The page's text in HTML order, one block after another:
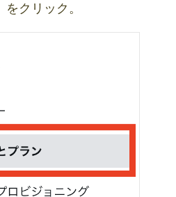
をクリック。